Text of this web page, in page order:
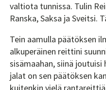
valtiota tunnissa. Tulin
Ranska, Saksa ja Sveitsi.
Tein aamulla päätöksen
alkuperäinen reittini
sisämaahan, siinä
jalat on sen päätöksen